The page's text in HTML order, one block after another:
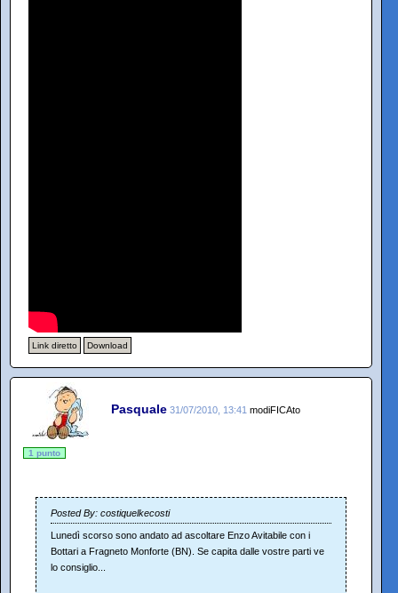
Link diretto Download
Pasquale 31/07/2010, 13:41 modiFICAto
1 punto
Posted By: costiquelkecosti
Lunedì scorso sono andato ad ascoltare Enzo Avitabile con i
Bottari a Fragneto Monforte (BN). Se capita dalle vostre parti ve
lo consiglio...